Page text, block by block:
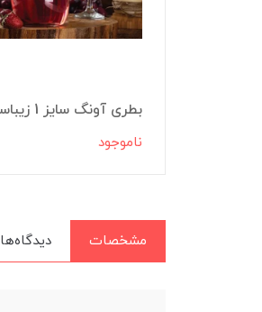
بطری آونگ سایز 1 زیباسازان
ناموجود
مشخصات دیدگاه‌ها